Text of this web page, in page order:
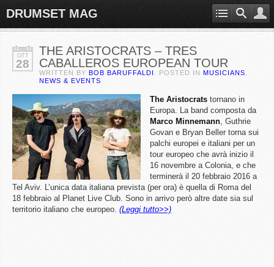
DRUMSET MAG
OTT
28
THE ARISTOCRATS – TRES
CABALLEROS EUROPEAN TOUR
WRITTEN BY BOB BARUFFALDI . POSTED IN MUSICIANS
NEWS & EVENTS
The Aristocrats tornano in
Europa. La band composta da
Marco Minnemann, Guthrie
Govan e Bryan Beller torna sui
palchi europei e italiani per un
tour europeo che avrà inizio il
16 novembre a Colonia, e che
terminerà il 20 febbraio 2016 a
Tel Aviv. L’unica data italiana prevista (per ora) è quella di Roma del
18 febbraio al Planet Live Club. Sono in arrivo però altre date sia sul
territorio italiano che europeo. (Leggi tutto>>)